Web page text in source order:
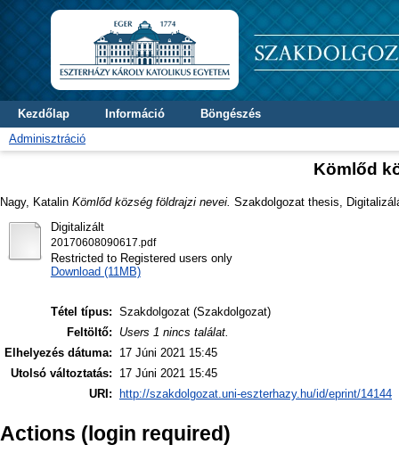
Kezdőlap Információ
Böngészés
Adminisztráció
Kömlőd
Nagy, Katalin Kömlőd község földrajzi nevei. Szakdolgozat thesis,
Digitalizált
20170608090617.pdf
Restricted to Registered users only
Download (11MB)
Tétel típus: Szakdolgozat (Szakdolgozat)
Feltöltő:
Users 1 nincs találat.
Elhelyezés dátuma:
17 Júni 2021 15:45
Utolsó változtatás:
17 Júni 2021 15:45
URI:
http://szakdolgozat.uni-eszterhazy.hu/id/eprint/14144
Actions (login required)